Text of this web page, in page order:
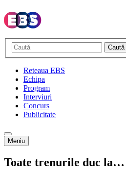
Caută
Reteaua EBS
Echipa
Program
Interviuri
Concurs
Publicitate
Meniu
Toate trenurile duc